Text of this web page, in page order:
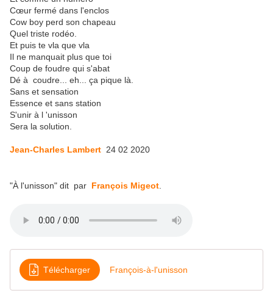
Cœur fermé dans l'enclos
Cow boy perd son chapeau
Quel triste rodéo.
Et puis te vla que vla
Il ne manquait plus que toi
Coup de foudre qui s'abat
Dé à coudre... eh... ça pique là.
Sans et sensation
Essence et sans station
S'unir à l 'unisson
Sera la solution.
Jean-Charles Lambert 24 02 2020
"À l'unisson" dit par François Migeot
Télécharger François-à-l'unisson